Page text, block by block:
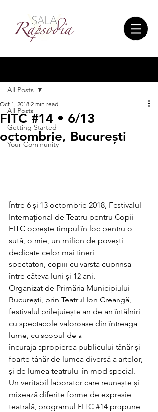
All Posts
Getting Started
Your Community
All Posts
FITC #14 • 6/13
octombrie, București
Oct 1, 2018 2 min read
Între 6 și 13 octombrie 2018, Festivalul
Internațional de Teatru pentru Copii –
FITC oprește timpul în loc pentru o
sută, o mie, un milion de povești
dedicate celor mai tineri
spectatori, copiii cu vârsta cuprinsă
între câteva luni și 12 ani.
Organizat de Primăria Municipiului
București, prin Teatrul Ion Creangă,
festivalul prilejuiește an de an întâlniri
cu spectacole valoroase din întreaga
lume, cu scopul de a
încuraja apropierea publicului tânăr și
foarte tânăr de lumea diversă a artelor,
și de lumea teatrului în mod special.
Un veritabil laborator care reunește și
mixează diferite forme de expresie
teatrală, programul FITC #14 propune